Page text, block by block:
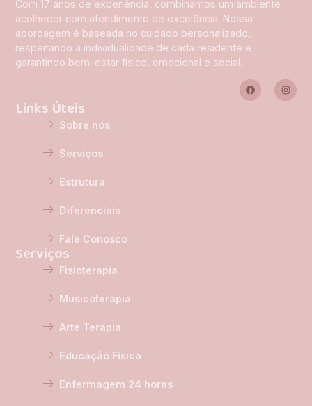
Com 17 anos de experiência, combinamos um ambiente
acolhedor com atendimento de excelência. Nossa
abordagem é baseada no cuidado personalizado,
respeitando a individualidade de cada residente e
garantindo bem-estar físico, emocional e social.
Links Úteis
Sobre nós
Serviços
Estrutura
Diferenciais
Fale Conosco
Serviços
Fisioterapia
Musicoterapia
Arte Terapia
Educação Física
Enfermagem 24 horas